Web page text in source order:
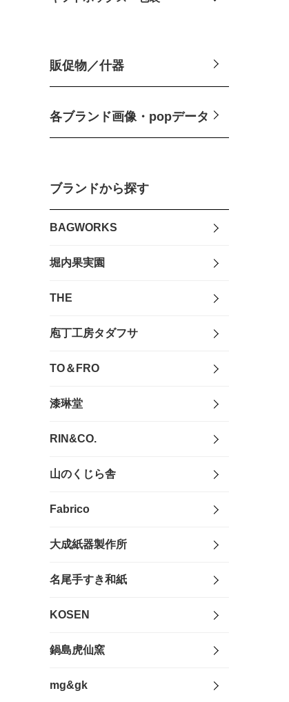
販促物／什器
各ブランド画像・popデータ
ブランドから探す
BAGWORKS
堀内果実園
THE
庖丁工房タダフサ
TO＆FRO
漆琳堂
RIN&CO.
山のくじら舎
Fabrico
大成紙器製作所
名尾手すき和紙
KOSEN
鍋島虎仙窯
mg&gk